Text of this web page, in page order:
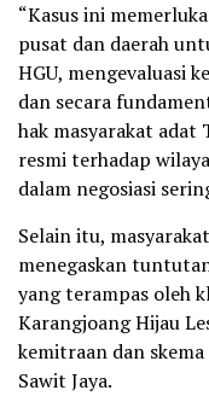
“Kasus ini
pusat dan daerah
HGU, mengevaluasi
dan secara
hak masyarakat adat
resmi terhadap
dalam negosiasi
Selain itu,
menegaskan
yang terampas oleh
Karangjoang Hijau
kemitraan dan
Sawit Jaya.